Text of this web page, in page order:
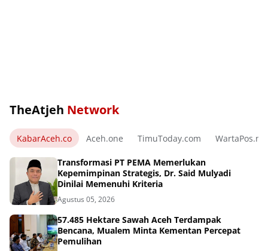
TheAtjeh Network
KabarAceh.co Aceh.one TimuToday.com WartaPos.net
Transformasi PT PEMA Memerlukan
Kepemimpinan Strategis, Dr. Said Mulyadi
Dinilai Memenuhi Kriteria
Agustus 05, 2026
57.485 Hektare Sawah Aceh Terdampak
Bencana, Mualem Minta Kementan Percepat
Pemulihan